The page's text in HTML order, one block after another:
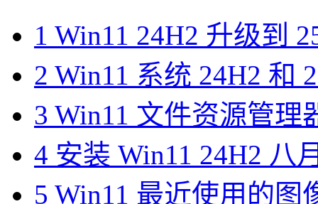
1 Win11 24H2 升级到
2 Win11 系统 24H2 和
3 Win11 文件资源管理
4 安装 Win11 24H2 八
5 Win11 最近使用的图